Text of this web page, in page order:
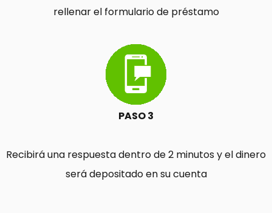
rellenar el formulario de préstamo
PASO 3
Recibirá una respuesta dentro de 2 minutos y el dinero
será depositado en su cuenta